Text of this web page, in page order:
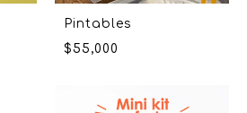
Pintables
$55,000